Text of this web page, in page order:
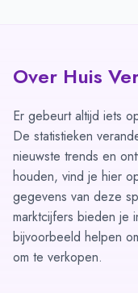
Over Huis
Er gebeurt altijd iets
De statistieken
nieuwste trends en
houden, vind je hier
gegevens van deze
marktcijfers bieden je
bijvoorbeeld helpen
om te verkopen.